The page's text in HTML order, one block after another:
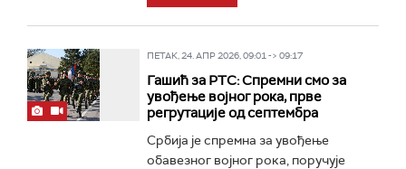
ПЕТАК, 24. АПР 2026, 09:01 -> 09:17
Гашић за РТС: Спремни смо за
увођење војног рока, прве
регрутације од септембра
Србија је спремна за увођење
обавезног војног рока, поручује